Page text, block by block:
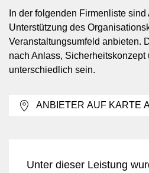
OK-Unterstützung wird vor allem
mehreren Anspruchsgruppen
Koordinationsbedarf eingesetzt.
Sportveranstaltungen, Messen,
oder temporäre
sinnvoll, wo Sicherheitsfragen
In der folgenden Firmenliste
Unterstützung des
Veranstaltungsumfeld anbieten.
nach Anlass,
unterschiedlich sein.
ANBIETER AUF KARTE
Unter dieser Leistung